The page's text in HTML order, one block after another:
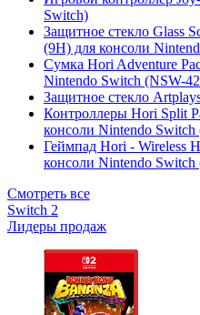
Switch)
Защитное стекло Glass
(9H) для консоли
Сумка Hori Adventure
Nintendo Switch (NSW-
Защитное стекло
Контроллеры Hori Split
консоли Nintendo
Геймпад Hori - Wireless
консоли Nintendo
Смотреть все
Switch 2
Лидеры продаж